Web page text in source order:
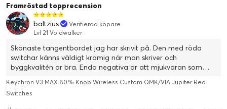
Framröstad topprecension
baltzius
Verifierad köpare
Lvl 21 Voidwalker
Skönaste tangentbordet jag har skrivit på. Den med röda
switchar känns väldigt krämig när man skriver och
byggkvalitén är bra. Enda negativa är att mjukvaran som
Keychron V3 MAX 80% Knob Wireless Custom QMK/VIA Jupiter Red
Switches